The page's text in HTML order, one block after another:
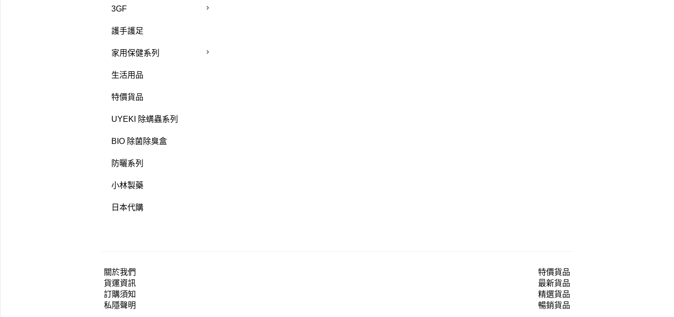
3GF
護手護足
家用保健系列
生活用品
特價貨品
UYEKI 除螨蟲系列
BIO 除菌除臭盒
防曬系列
小林製藥
日本代購
關於我們
貨運資訊
訂購須知
私隱聲明
特價貨品
最新貨品
精選貨品
暢銷貨品